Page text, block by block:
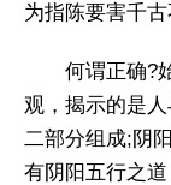
为指陈要害千
何谓正确?
观，揭示的是
二部分组成;阴
有阴阳五行之